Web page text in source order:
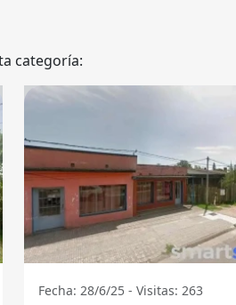
categoría:
Fecha: 28/6/25 - Visitas: 263